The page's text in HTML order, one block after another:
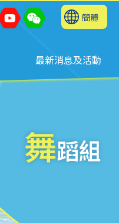
簡體
最新消息及活動
舞蹈組